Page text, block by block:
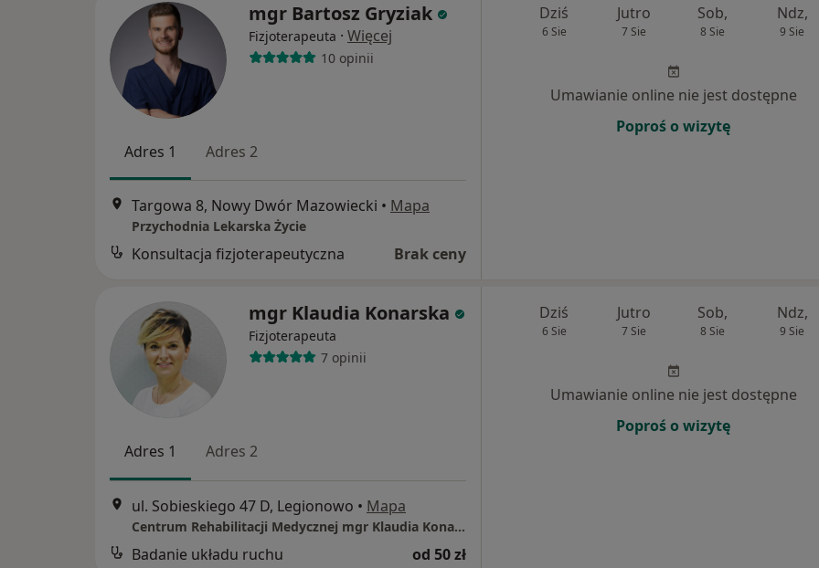
mgr Bartosz Gryziak
Fizjoterapeuta · Więcej
10 opinii
Adres 1 Adres 2
Targowa 8, Nowy Dwór Mazowiecki • Mapa
Przychodnia Lekarska Życie
Konsultacja fizjoterapeutyczna Brak ceny
Dziś
6 Sie
Jutro
7 Sie
Sob,
8 Sie
Ndz,
9 Sie
Umawianie online nie jest dostępne
Poproś o wizytę
mgr Klaudia Konarska
Fizjoterapeuta
7 opinii
Adres 1 Adres 2
ul. Sobieskiego 47 D, Legionowo • Mapa
Centrum Rehabilitacji Medycznej mgr Klaudia Konarska
Badanie układu ruchu od 50 zł
Dziś
6 Sie
Jutro
7 Sie
Sob,
8 Sie
Ndz,
9 Sie
Umawianie online nie jest dostępne
Poproś o wizytę